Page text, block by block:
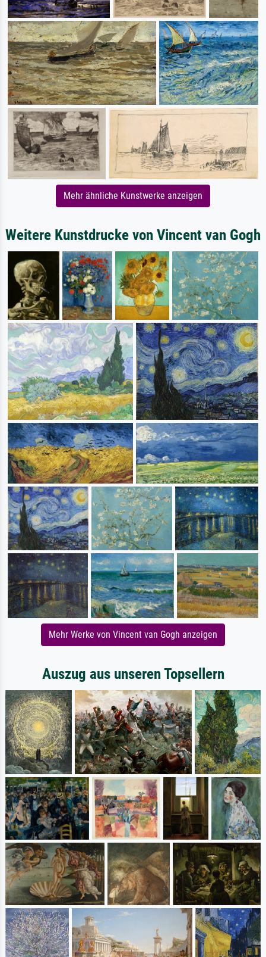
Mehr ähnliche Kunstwerke anzeigen
Weitere Kunstdrucke von Vincent van Gogh
Mehr Werke von Vincent van Gogh anzeigen
Auszug aus unseren Topsellern